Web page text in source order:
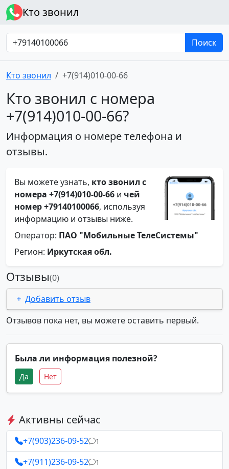
Кто звонил
Поиск
Кто звонил +7(914)010-00-66
Кто звонил с номера
+7(914)010-00-66?
Информация о номере телефона и
отзывы.
Вы можете узнать, кто звонил с
номера +7(914)010-00-66 и чей
номер +79140100066, используя
информацию и отзывы ниже.
Оператор: ПАО "Мобильные ТелеСистемы"
Регион: Иркутская обл.
Отзывы(0)
Добавить отзыв
Отзывов пока нет, вы можете оставить первый.
Была ли информация полезной?
Да Нет
Активны сейчас
+7(903)236-09-52 1
+7(911)236-09-52 1